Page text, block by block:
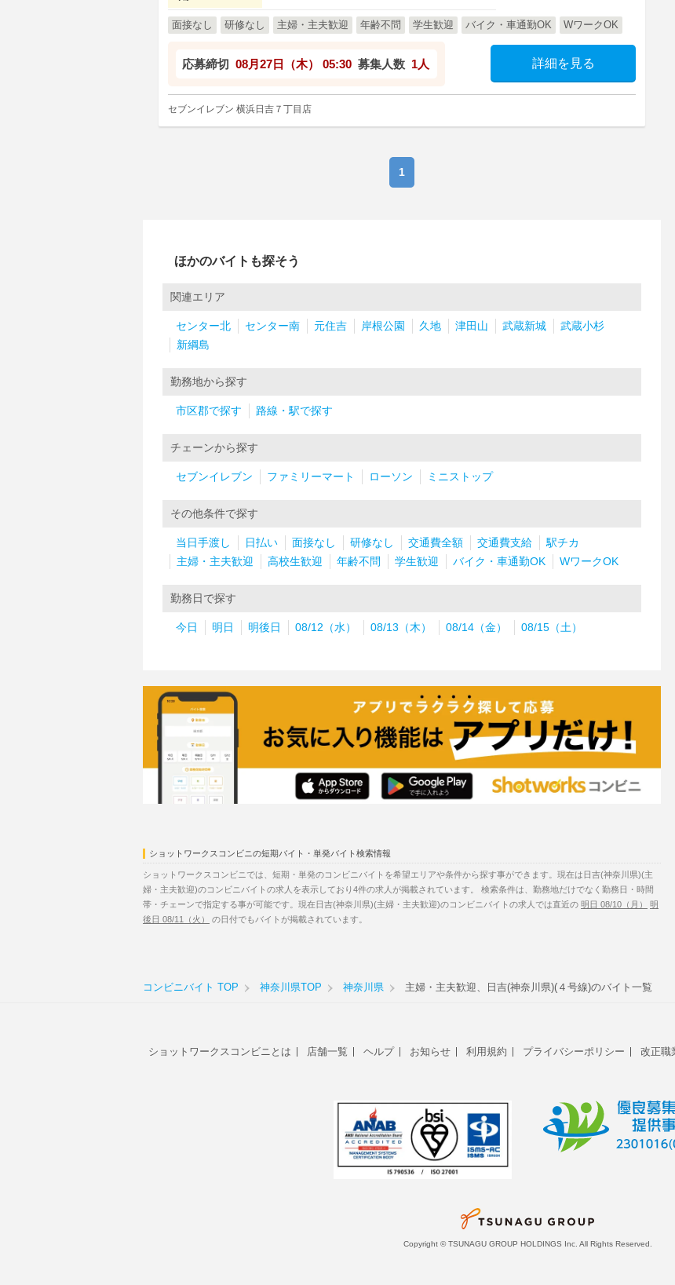
面接なし 研修なし 主婦・主夫歓迎 年齢不問 学生歓迎 バイク・車通勤OK WワークOK
応募締切 08月27日（木） 05:30 募集人数 1人 詳細を見る
セブンイレブン 横浜日吉７丁目店
1
ほかのバイトも探そう
関連エリア
センター北 センター南 元住吉 岸根公園 久地 津田山 武蔵新城
武蔵小杉
新綱島
勤務地から探す
市区郡で探す 路線・駅で探す
チェーンから探す
セブンイレブン ファミリーマート ローソン ミニストップ
その他条件で探す
当日手渡し 日払い 面接なし 研修なし 交通費全額 交通費支給
駅チカ
主婦・主夫歓迎
高校生歓迎 年齢不問 学生歓迎 バイク・車通勤OK WワークOK
勤務日で探す
今日 明日 明後日 08/12（水） 08/13（木） 08/14（金） 08/15（土）
ショットワークスコンビニの短期バイト・単発バイト検索情報
ショットワークスコンビニでは、短期・単発のコンビニバイトを希望エリアや条件から探す事ができます。現在は日吉(神奈川県)(主
婦・主夫歓迎)のコンビニバイトの求人を表示しており4件の求人が掲載されています。 検索条件は、勤務地だけでなく勤務日・時間
帯・チェーンで指定する事が可能です。現在日吉(神奈川県)(主婦・主夫歓迎)のコンビニバイトの求人では直近の 明日 08/10（月）
明
後日 08/11（火）
の日付でもバイトが掲載されています。
コンビニバイト TOP 神奈川県TOP 神奈川県 主婦・主夫歓迎、日吉(神奈川県)(４号線)のバイト一覧
ショットワークスコンビニとは 店舗一覧 ヘルプ お知らせ 利用規約 プライバシーポリシー 改正職
Copyright © TSUNAGU GROUP HOLDINGS Inc. All Rights Reserved.